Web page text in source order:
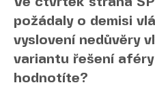
požádaly o demisi
vyslovení nedůvěry
variantu řešení
hodnotíte?